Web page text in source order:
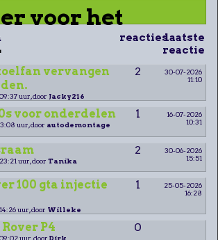
voor het
reactieslaatste
reactie
vervangen
2
30-07-2026
11:10
uur, door Jacky216
voor onderdelen 1
16-07-2026
10:31
uur, door autodemontage
2
30-06-2026
15:51
uur, door Tanika
100 gta injectie
1
25-05-2026
16:28
uur, door Willeke
P4 0
uur, door Dirk